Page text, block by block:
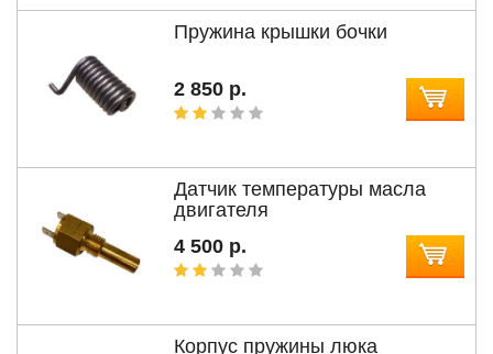
Пружина крышки бочки
2 850 р.
Датчик температуры масла
двигателя
4 500 р.
Корпус пружины люка